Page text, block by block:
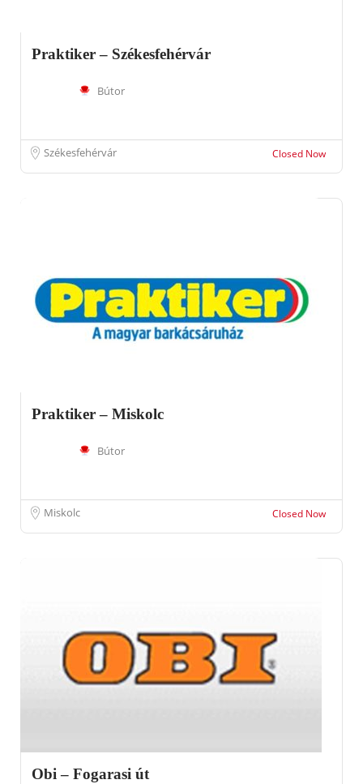
Praktiker – Székesfehérvár
Bútor
Székesfehérvár Closed Now
Praktiker – Miskolc
Bútor
Miskolc Closed Now
Obi – Fogarasi út